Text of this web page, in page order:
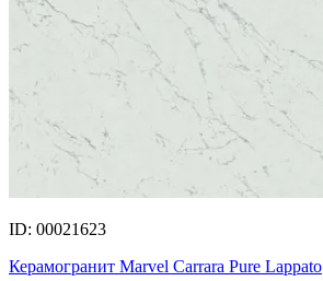
ID: 00021623
Керамогранит Marvel Carrara Pure Lappato